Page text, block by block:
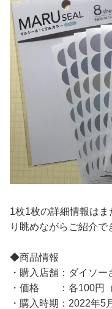
1枚1枚の詳細情報はま
り眺めながらご紹介で
◆商品情報
・購入店舗：ダイソー
・価格 ：各100円（
・購入時期：2022年5